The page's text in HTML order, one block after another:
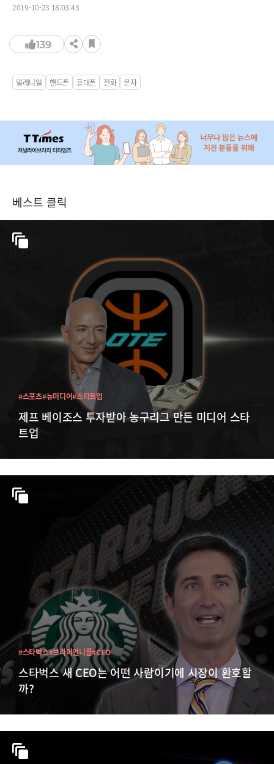
2019-10-23 18:03:43
139
밀레니얼 핸드폰 휴대폰 전화 문자
베스트 클릭
제프 베이조스 투자받아 농구리그 만든 미디어 스타
트업
#스포츠#뉴미디어#스타트업
스타벅스 새 CEO는 어떤 사람이기에 시장이 환호할
까?
#스타벅스#브라이언니콜#CEO